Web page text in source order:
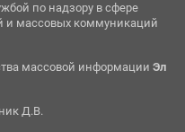
по надзору в сфере
и массовых коммуникаций
массовой информации Эл
Д.В.